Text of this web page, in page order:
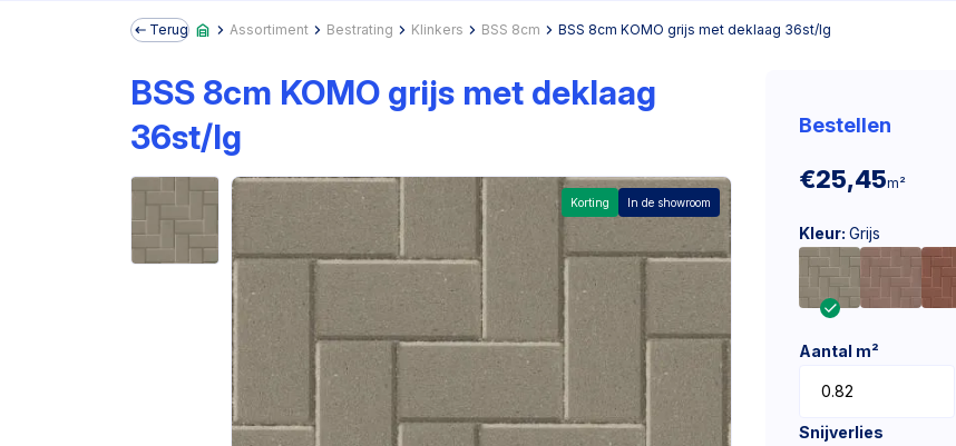
Terug Assortiment Bestrating Klinkers BSS 8cm BSS 8cm KOMO grijs met deklaag 36st/lg
BSS 8cm KOMO grijs met deklaag
36st/lg
Korting In de showroom
Bestellen
€25,45m²
Kleur: Grijs
Aantal m²
Snijverlies